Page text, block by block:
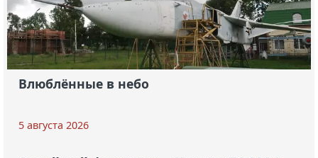
Влюблённые в небо
5 августа 2026